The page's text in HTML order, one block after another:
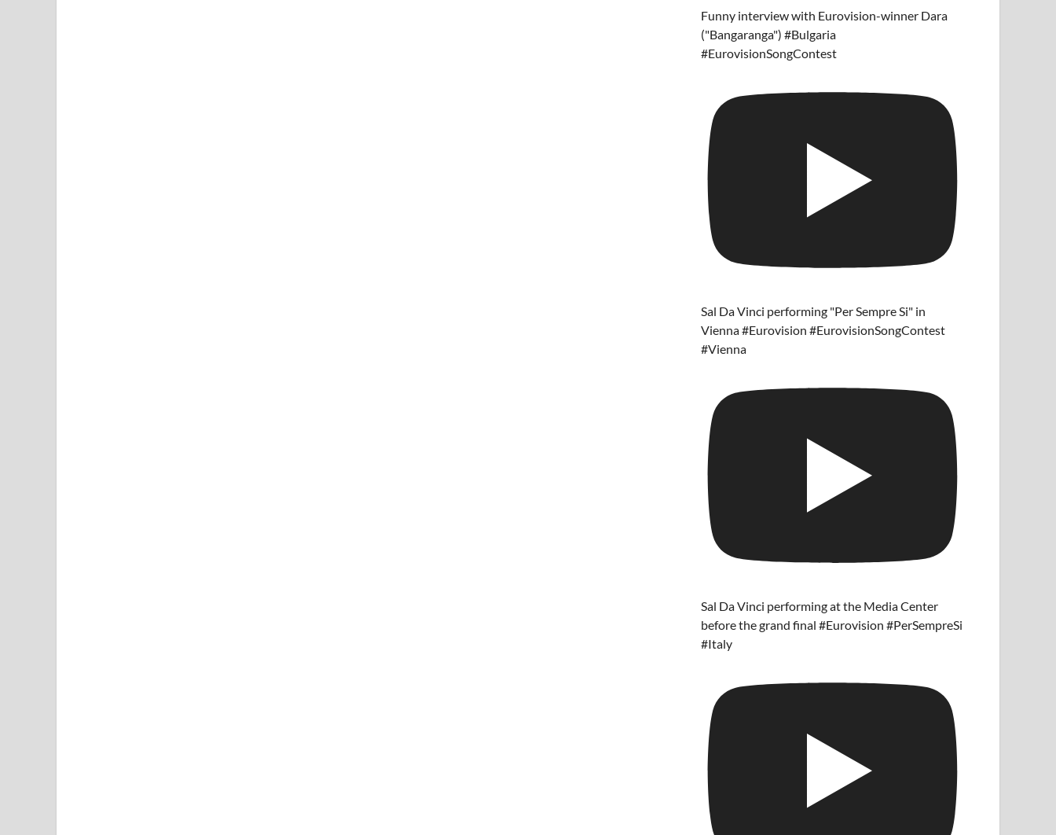
Funny interview with Eurovision-winner Dara
("Bangaranga") #Bulgaria
#EurovisionSongContest
Sal Da Vinci performing "Per Sempre Si" in
Vienna #Eurovision #EurovisionSongContest
#Vienna
Sal Da Vinci performing at the Media Center
before the grand final #Eurovision #PerSempreSi
#Italy